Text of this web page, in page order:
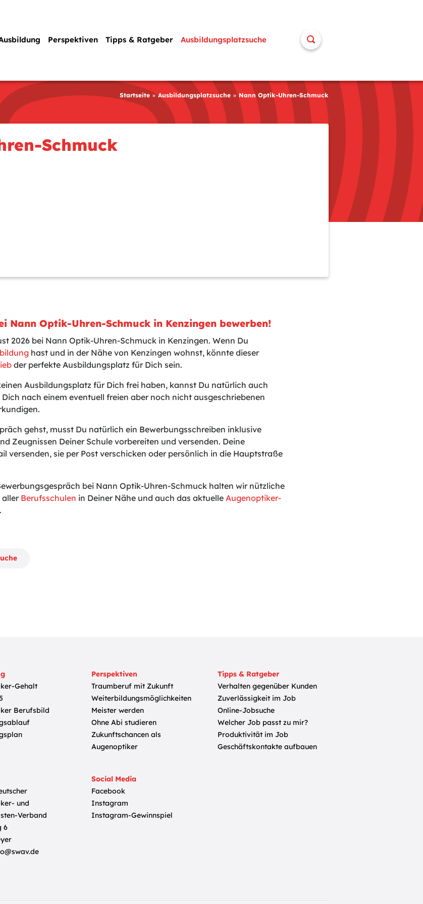
Perspektiven Tipps & Ratgeber Ausbildungsplatzsuche
Startseite Ausbildungsplatzsuche Nann Optik-Uhren-Schmuck
Schmuck
Nann Optik-Uhren-Schmuck in Kenzingen bewerben!
2026 bei Nann Optik-Uhren-Schmuck in Kenzingen. Wenn Du
hast und in der Nähe von Kenzingen wohnst, könnte dieser
der perfekte Ausbildungsplatz für Dich sein.
Ausbildungsplatz für Dich frei haben, kannst Du natürlich auch
nach einem eventuell freien aber noch nicht ausgeschriebenen
gehst, musst Du natürlich ein Bewerbungsschreiben inklusive
Zeugnissen Deiner Schule vorbereiten und versenden. Deine
versenden, sie per Post verschicken oder persönlich in die Hauptstraße
bei Nann Optik-Uhren-Schmuck halten wir nützliche
aller Berufsschulen in Deiner Nähe und auch das aktuelleAugenoptiker-
Gehalt
Berufsbild
Perspektiven
Traumberuf mit Zukunft
Weiterbildungsmöglichkeiten
Meister werden
Ohne Abi studieren
Zukunftschancen als
Augenoptiker
Tipps & Ratgeber
Verhalten gegenüber Kunden
Zuverlässigkeit im Job
Online-Jobsuche
Welcher Job passt zu mir?
Produktivität im Job
Geschäftskontakte aufbauen
und
Verband
6
Social Media
Facebook
Instagram
Instagram-Gewinnspiel